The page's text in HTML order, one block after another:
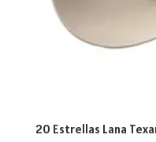
20 Estrellas Lana